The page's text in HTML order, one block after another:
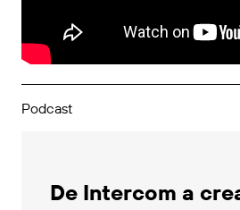
Podcast
De Intercom a